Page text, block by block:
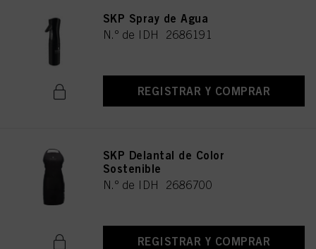
SKP Spray de Agua
N.º de IDH 2686191
REGISTRAR Y COMPRAR
SKP Delantal de Color
Sostenible
N.º de IDH 2686700
REGISTRAR Y COMPRAR